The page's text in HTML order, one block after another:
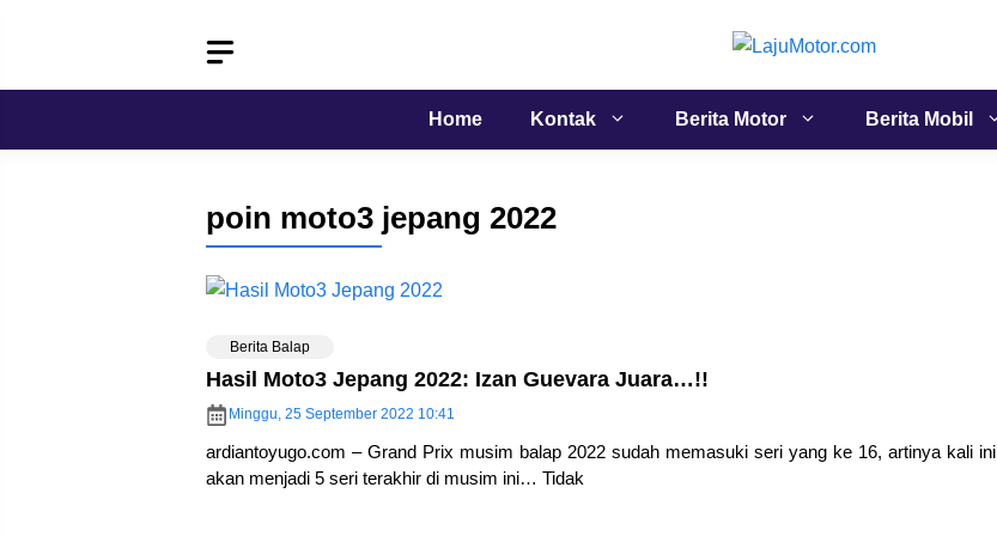
Home Kontak Berita Motor Berita Mobil
poin moto3 jepang 2022
Berita Balap
Hasil Moto3 Jepang 2022: Izan Guevara Juara…!!
Minggu, 25 September 2022 10:41
ardiantoyugo.com – Grand Prix musim balap 2022 sudah memasuki seri yang ke 16, artinya kali ini
akan menjadi 5 seri terakhir di musim ini… Tidak